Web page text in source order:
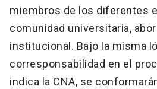
miembros de los diferentes
comunidad universitaria,
institucional. Bajo la misma
corresponsabilidad en el
indica la CNA, se